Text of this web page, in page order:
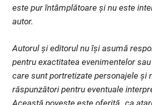
este pur întâmplătoare și nu este
autor.
Autorul și editorul nu își asumă
pentru exactitatea evenimentelor
care sunt portretizate personajele și
răspunzători pentru eventuale
Această poveste este oferită „ca